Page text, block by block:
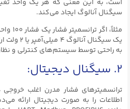
است، به این معنی که هر یک واحد
سیگنال آنالوگ ایجاد می‌کند.
مثلاً،
یک سیگنال
به راحتی توسط سیستم‌های کنترلی و
۲. سیگنال دیجیتال:
ترانسمیترهای فشار مدرن اغلب
اطلاعات را به صورت دیجیتال ارائه